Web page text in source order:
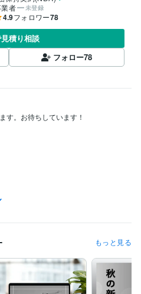
者
未登録
4.9フォロワー78
積り相談
フォロー78
す。お待ちしています！
連絡下さい。
もっと見る